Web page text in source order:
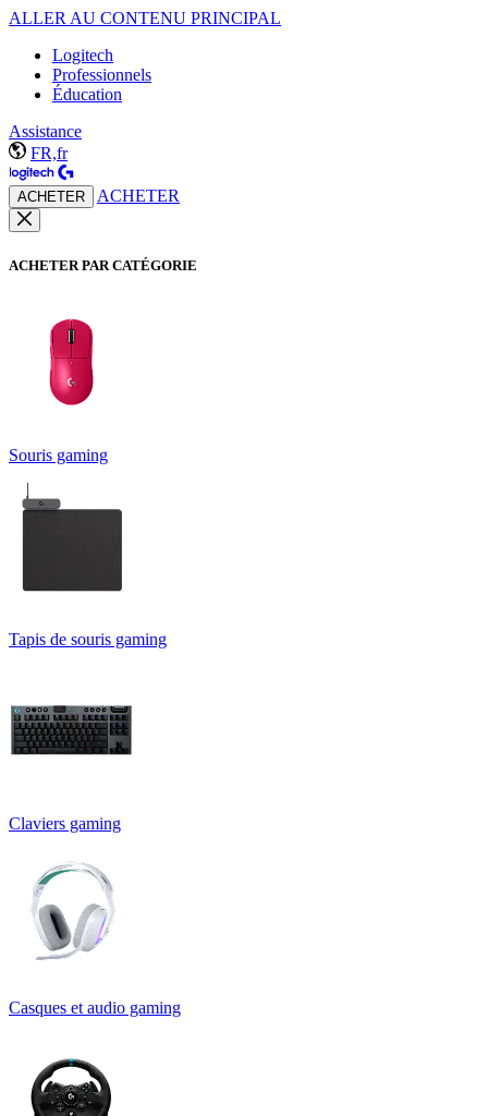
ALLER AU CONTENU PRINCIPAL
Logitech
Professionnels
Éducation
Assistance
FR,fr
ACHETER ACHETER
ACHETER PAR CATÉGORIE
Souris gaming
Tapis de souris gaming
Claviers gaming
Casques et audio gaming